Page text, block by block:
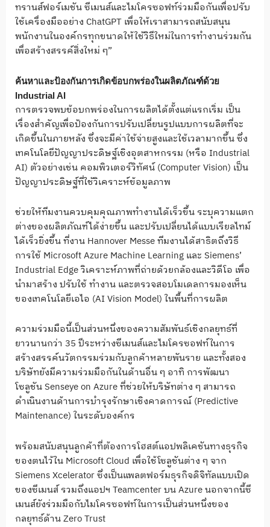
ทรานส์ฟอร์เมชัน ซีเมนส์และไมโครซอฟท์ร่วมมือกันเพื่อปรับ
ใช้เครื่องมืออย่าง ChatGPT เพื่อให้เราสามารถสนับสนุน
พนักงานในองค์กรทุกขนาดให้ใช้วิธีใหม่ในการทำงานร่วมกัน
เพื่อสร้างสรรค์สิ่งใหม่ ๆ”
ค้นหาและป้องกันการเกิดข้อบกพร่องในผลิตภัณฑ์ด้วย
Industrial AI
การตรวจพบข้อบกพร่องในการผลิตได้ตั้งแต่แรกเริ่ม เป็น
เรื่องสำคัญเพื่อป้องกันการปรับเปลี่ยนรูปแบบการผลิตที่จะ
เกิดขึ้นในภายหลัง ซึ่งจะมีค่าใช้จ่ายสูงและใช้เวลามากขึ้น ซึ่ง
เทคโนโลยีปัญญาประดิษฐ์เชิงอุตสาหกรรม (หรือ Industrial
AI) ตัวอย่างเช่น คอมพิวเตอร์วิทัศน์ (Computer Vision) เป็น
ปัญญาประดิษฐ์ที่ใช้วิเคราะห์ข้อมูลภาพ
ช่วยให้ทีมงานควบคุมคุณภาพทำงานได้เร็วขึ้น ระบุความแตก
ต่างของผลิตภัณฑ์ได้ง่ายขึ้น และปรับเปลี่ยนได้แบบเรียลไทม์
ได้เร็วยิ่งขึ้น ที่งาน Hannover Messe ทีมงานได้สาธิตถึงวิธี
การใช้ Microsoft Azure Machine Learning และ Siemens’
Industrial Edge วิเคราะห์ภาพที่ถ่ายด้วยกล้องและวิดีโอ เพื่อ
นำมาสร้าง ปรับใช้ ทำงาน และตรวจสอบโมเดลการมองเห็น
ของเทคโนโลยีเอไอ (AI Vision Model) ในพื้นที่การผลิต
ความร่วมมือนี้เป็นส่วนหนึ่งของความสัมพันธ์เชิงกลยุทธ์ที่
ยาวนานกว่า 35 ปีระหว่างซีเมนส์และไมโครซอฟท์ในการ
สร้างสรรค์นวัตกรรมร่วมกับลูกค้าหลายพันราย และทั้งสอง
บริษัทยังมีความร่วมมือกันในด้านอื่น ๆ อาทิ การพัฒนา
โซลูชัน Senseye on Azure ที่ช่วยให้บริษัทต่าง ๆ สามารถ
ดำเนินงานด้านการบำรุงรักษาเชิงคาดการณ์ (Predictive
Maintenance) ในระดับองค์กร
พร้อมสนับสนุนลูกค้าที่ต้องการโฮสต์แอปพลิเคชันทางธุรกิจ
ของตนไว้ใน Microsoft Cloud เพื่อใช้โซลูชันต่าง ๆ จาก
Siemens Xcelerator ซึ่งเป็นแพลตฟอร์มธุรกิจดิจิทัลแบบเปิด
ของซีเมนส์ รวมถึงแอปฯ Teamcenter บน Azure นอกจากนี้ซี
เมนส์ยังร่วมมือกับไมโครซอฟท์ในการเป็นส่วนหนึ่งของ
กลยุทธ์ด้าน Zero Trust